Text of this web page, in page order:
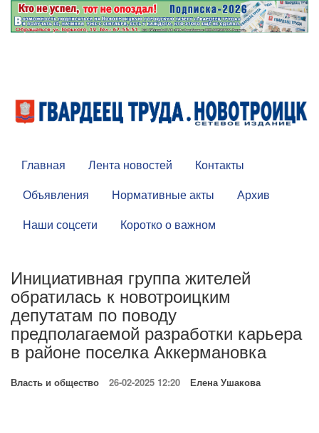
Главная Лента новостей
Контакты
Объявления
Нормативные акты
Архив
Наши соцсети
Коротко о важном
Инициативная группа жителей
обратилась к новотроицким
депутатам по поводу
предполагаемой разработки карьера
в районе поселка Аккермановка
Власть и общество 26-02-2025 12:20 Елена Ушакова